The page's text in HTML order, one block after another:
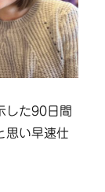
した90日間
思い早速仕